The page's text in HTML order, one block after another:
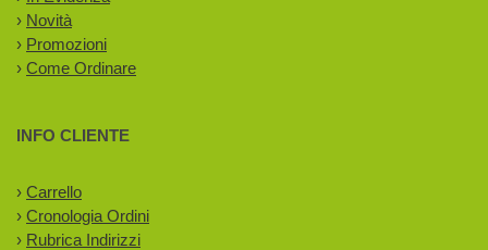
› Novità
› Promozioni
› Come Ordinare
INFO CLIENTE
› Carrello
› Cronologia Ordini
› Rubrica Indirizzi